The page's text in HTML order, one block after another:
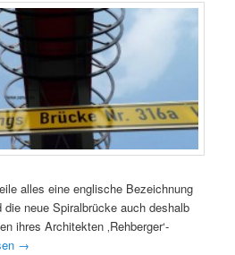
alles eine englische Bezeichnung
neue Spiralbrücke auch deshalb
ihres Architekten ‚Rehberger‘-
→